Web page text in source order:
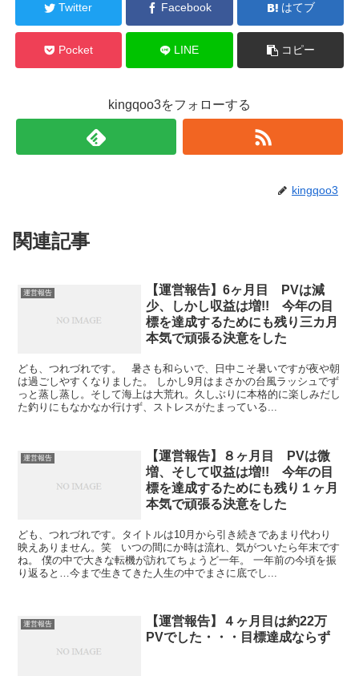
Twitter Facebook はてブ
Pocket LINE コピー
kingqoo3をフォローする
kingqoo3
関連記事
運営報告
【運営報告】6ヶ月目 PVは減
少、しかし収益は増!! 今年の目
標を達成するためにも残り三カ月
本気で頑張る決意をした
ども、つれづれです。 暑さも和らいで、日中こそ暑いですが夜や朝
は過ごしやすくなりました。 しかし9月はまさかの台風ラッシュでず
っと蒸し蒸し。そして海上は大荒れ。久しぶりに本格的に楽しみだし
た釣りにもなかなか行けず、ストレスがたまっている...
運営報告
【運営報告】８ヶ月目 PVは微
増、そして収益は増!! 今年の目
標を達成するためにも残り１ヶ月
本気で頑張る決意をした
ども、つれづれです。タイトルは10月から引き続きであまり代わり
映えありません。笑 いつの間にか時は流れ、気がついたら年末です
ね。 僕の中で大きな転機が訪れてちょうど一年。 一年前の今頃を振
り返ると…今まで生きてきた人生の中でまさに底でし...
運営報告
【運営報告】４ヶ月目は約22万
PVでした・・・目標達成ならず